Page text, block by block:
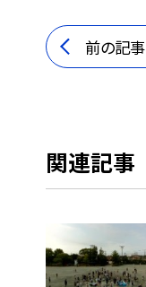
前の記事
関連記事